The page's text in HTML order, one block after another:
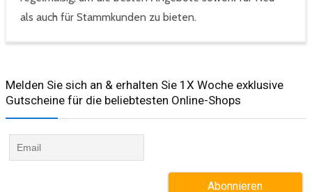
als auch für Stammkunden zu bieten.
Melden Sie sich an & erhalten Sie 1X Woche exklusive
Gutscheine für die beliebtesten Online-Shops​